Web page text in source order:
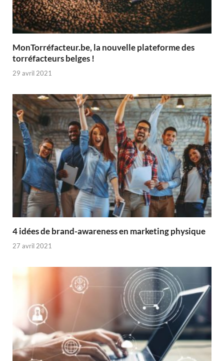
MonTorréfacteur.be, la nouvelle plateforme des
torréfacteurs belges !
29 avril 2021
4 idées de brand-awareness en marketing physique
27 avril 2021